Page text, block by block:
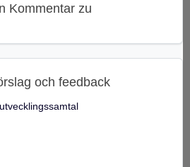
Kommentar zu
och feedback